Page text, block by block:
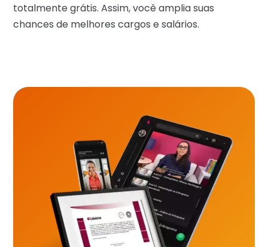
totalmente grátis. Assim, você amplia suas
chances de melhores cargos e salários.